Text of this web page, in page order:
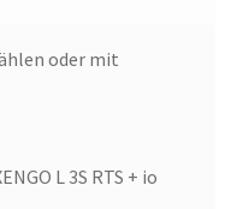
oder mit
L 3S RTS + io